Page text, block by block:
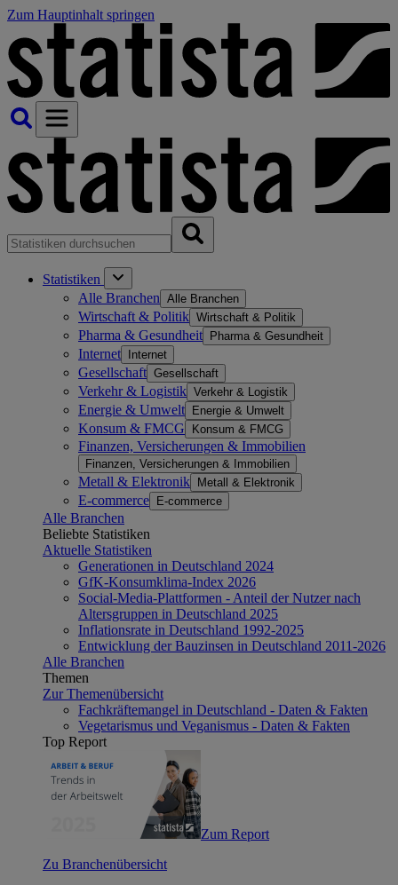
Zum Hauptinhalt springen
Statistiken
Alle Branchen Alle Branchen
Wirtschaft & Politik Wirtschaft & Politik
Pharma & Gesundheit Pharma & Gesundheit
Internet Internet
Gesellschaft Gesellschaft
Verkehr & Logistik Verkehr & Logistik
Energie & Umwelt Energie & Umwelt
Konsum & FMCG Konsum & FMCG
Finanzen, Versicherungen & Immobilien
Finanzen, Versicherungen & Immobilien
Metall & Elektronik Metall & Elektronik
E-commerce E-commerce
Alle Branchen
Beliebte Statistiken
Aktuelle Statistiken
Generationen in Deutschland 2024
GfK-Konsumklima-Index 2026
Social-Media-Plattformen - Anteil der Nutzer nach
Altersgruppen in Deutschland 2025
Inflationsrate in Deutschland 1992-2025
Entwicklung der Bauzinsen in Deutschland 2011-2026
Alle Branchen
Themen
Zur Themenübersicht
Fachkräftemangel in Deutschland - Daten & Fakten
Vegetarismus und Veganismus - Daten & Fakten
Top Report
Zum Report
Zu Branchenübersicht